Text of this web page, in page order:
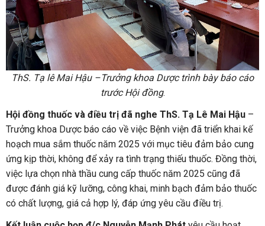
ThS. Tạ lê Mai Hậu –Trưởng khoa Dược trình bày báo cáo
trước Hội đồng.
Hội đồng thuốc và điều trị đã nghe ThS. Tạ Lê Mai Hậu –
Trưởng khoa Dược báo cáo về việc Bệnh viện đã triển khai kế
hoạch mua sắm thuốc năm 2025 với mục tiêu đảm bảo cung
ứng kịp thời, không để xảy ra tình trạng thiếu thuốc. Đồng thời,
việc lựa chọn nhà thầu cung cấp thuốc năm 2025 cũng đã
được đánh giá kỹ lưỡng, công khai, minh bạch đảm bảo thuốc
có chất lượng, giá cả hợp lý, đáp ứng yêu cầu điều trị.